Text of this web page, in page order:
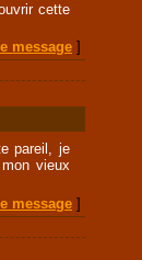
cette
message ]
pareil, je
vieux
message ]